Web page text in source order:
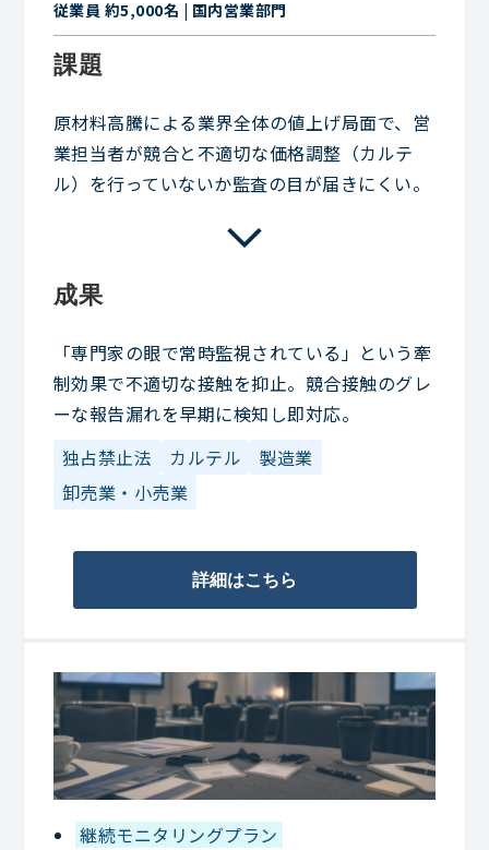
従業員 約5,000名 | 国内営業部門
課題
原材料高騰による業界全体の値上げ局面で、営
業担当者が競合と不適切な価格調整（カルテ
ル）を行っていないか監査の目が届きにくい。
成果
「専門家の眼で常時監視されている」という牽
制効果で不適切な接触を抑止。競合接触のグレ
ーな報告漏れを早期に検知し即対応。
独占禁止法
カルテル
製造業
卸売業・小売業
詳細はこちら
継続モニタリングプラン